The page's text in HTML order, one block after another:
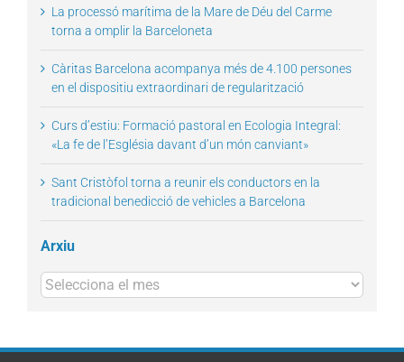
La processó marítima de la Mare de Déu del Carme
torna a omplir la Barceloneta
Càritas Barcelona acompanya més de 4.100 persones
en el dispositiu extraordinari de regularització
Curs d’estiu: Formació pastoral en Ecologia Integral:
«La fe de l’Església davant d’un món canviant»
Sant Cristòfol torna a reunir els conductors en la
tradicional benedicció de vehicles a Barcelona
Arxiu
Arxius